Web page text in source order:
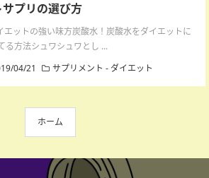
サプリの選び方
エットの強い味方炭酸水！炭酸水をダイエットに
る方法シュワシュワとし ...
04/21
サプリメント - ダイエット
ホーム